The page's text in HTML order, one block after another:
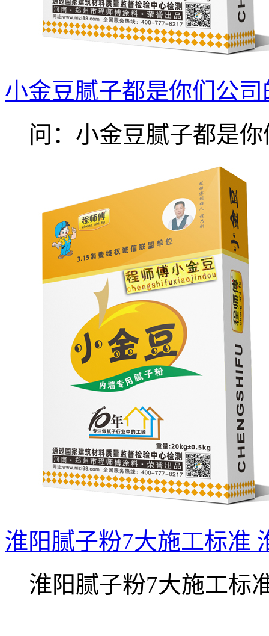
小金豆腻子都是你们公司
问：小金豆腻子都是你
淮阳腻子粉7大施工标准
淮阳腻子粉7大施工标